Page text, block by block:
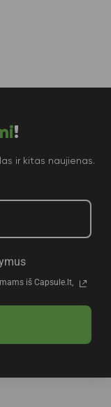
!
ir kitas naujienas.
iš Capsule.lt,